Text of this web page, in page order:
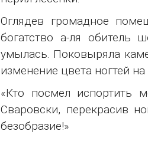
Оглядев громадное
богатство а-ля обитель
умылась. Поковыряла
изменение цвета ногтей на
«Кто посмел испортить
Сваровски, перекрасив
безобразие!»